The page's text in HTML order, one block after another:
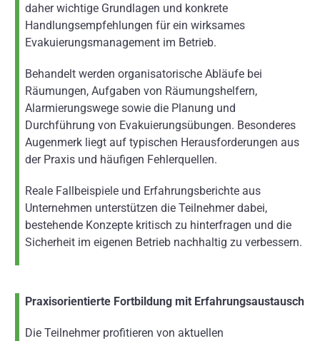
daher wichtige Grundlagen und konkrete
Handlungsempfehlungen für ein wirksames
Evakuierungsmanagement im Betrieb.
Behandelt werden organisatorische Abläufe bei
Räumungen, Aufgaben von Räumungshelfern,
Alarmierungswege sowie die Planung und
Durchführung von Evakuierungsübungen. Besonderes
Augenmerk liegt auf typischen Herausforderungen aus
der Praxis und häufigen Fehlerquellen.
Reale Fallbeispiele und Erfahrungsberichte aus
Unternehmen unterstützen die Teilnehmer dabei,
bestehende Konzepte kritisch zu hinterfragen und die
Sicherheit im eigenen Betrieb nachhaltig zu verbessern.
Praxisorientierte Fortbildung mit Erfahrungsaustausch
Die Teilnehmer profitieren von aktuellen